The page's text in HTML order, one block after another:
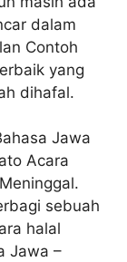
dalam
Contoh
yang
dihafal.
Jawa
Acara
sebuah
halal
Jawa –